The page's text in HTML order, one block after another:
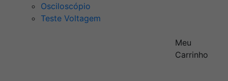
Osciloscópio
Teste Voltagem
Meu
Carrinho